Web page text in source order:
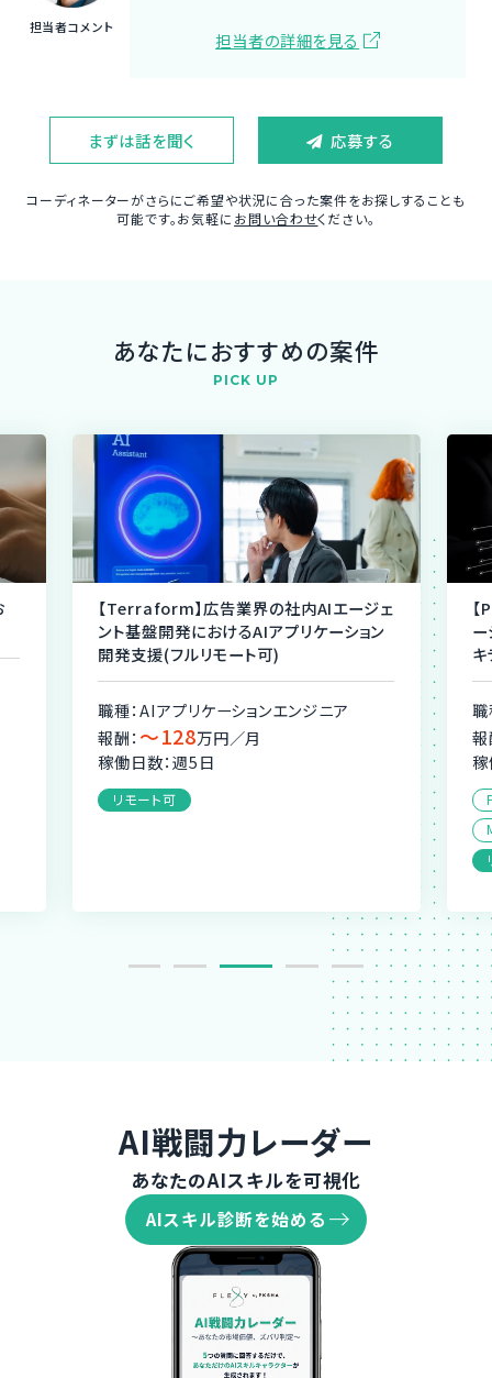
担当者コメント
担当者の詳細を見る
まずは話を聞く 応募する
コーディネーターがさらにご希望や状況に合った案件をお探しすることも
可能です。お気軽に お問い合わせください。
あなたにおすすめの案件
PICK UP
【Terraform】広告業界の社内AIエージェ
ント基盤開発におけるAIアプリケーション
開発支援(フルリモート可)
職種：AIアプリケーションエンジニア
報酬： 〜128万円／月
稼働日数：週5日
リモート可
職
報
AI戦闘力レーダー
あなたのAIスキルを可視化
AIスキル診断を始める